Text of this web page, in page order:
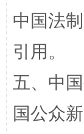
扯下
中国法
引用。
五、中
国公众